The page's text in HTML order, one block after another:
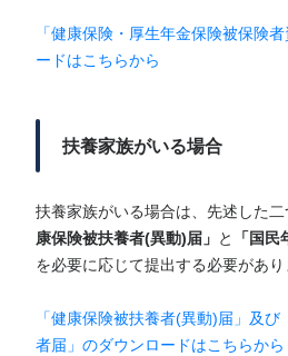
「健康保険・厚生年金保険被保険
ードはこちらから
扶養家族がいる場合
扶養家族がいる場合は、先述した二
康保険被扶養者(異動)届」 と
「国
を必要に応じて提出する必要があり
「健康保険被扶養者(異動)届」及
者届」のダウンロードはこちらから